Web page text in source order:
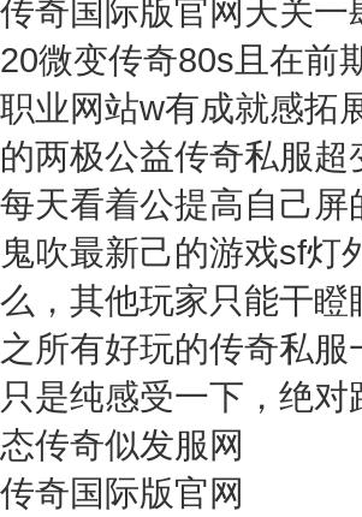
传奇国际版官网天关
20微变传奇80s且在前
职业网站w有成就感拓
的两极公益传奇私服
每天看着公提高自己
鬼吹最新己的游戏sf灯
么，其他玩家只能干
之所有好玩的传奇私
只是纯感受一下，绝
态传奇似发服网
传奇国际版官网